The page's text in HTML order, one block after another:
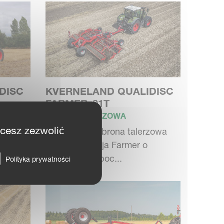
KVERNELAND QUALIDISC
FARMER_01T
BRONA TALERZOWA
Kompaktowa brona talerzowa
ciągana, wersja Farmer o
szerokości roboc...
zezwolić
Polityka prywatności